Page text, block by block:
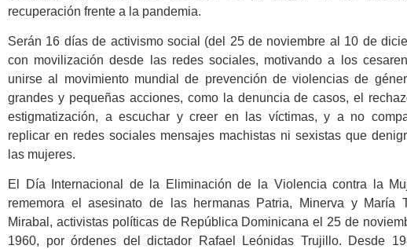
recuperación frente a la pandemia.
Serán 16 días de activismo social (del 25 de noviembre al 10 de
con movilización desde las redes sociales, motivando a los
unirse al movimiento mundial de prevención de violencias de
grandes y pequeñas acciones, como la denuncia de casos, el
estigmatización, a escuchar y creer en las víctimas, y a no
replicar en redes sociales mensajes machistas ni sexistas que
las mujeres.
El Día Internacional de la Eliminación de la Violencia contra la
rememora el asesinato de las hermanas Patria, Minerva y María
Mirabal, activistas políticas de República Dominicana el 25 de
1960, por órdenes del dictador Rafael Leónidas Trujillo. Desde